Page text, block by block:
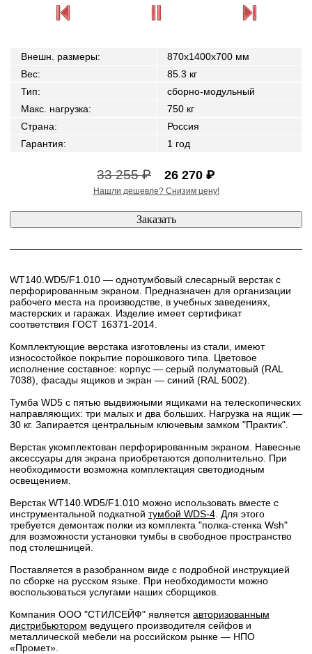
Внешн. размеры:
870x1400x700 мм
Вес:
85.3 кг
Тип:
сборно-модульный
Макс. нагрузка:
750 кг
Страна:
Россия
Гарантия: 1 год
33 255 ₽ 26 270 ₽
Нашли дешевле? Снизим цену!
WT140.WD5/F1.010 — однотумбовый слесарный верстак с
перфорированным экраном. Предназначен для организации
рабочего места на производстве, в учебных заведениях,
мастерских и гаражах. Изделие имеет сертификат
соответствия ГОСТ 16371-2014.
Комплектующие верстака изготовлены из стали, имеют
износостойкое покрытие порошкового типа. Цветовое
исполнение составное: корпус — серый полуматовый (RAL
7038), фасады ящиков и экран — синий (RAL 5002).
Тумба WD5 с пятью выдвижными ящиками на телескопических
направляющих: три малых и два больших. Нагрузка на ящик —
30 кг. Запирается центральным ключевым замком "Практик".
Верстак укомплектован перфорированным экраном. Навесные
аксессуары для экрана приобретаются дополнительно. При
необходимости возможна комплектация светодиодным
освещением.
Верстак WT140.WD5/F1.010 можно использовать вместе с
инструментальной подкатной тумбой WDS-4 . Для этого
требуется демонтаж полки из комплекта "полка-стенка Wsh"
для возможности установки тумбы в свободное пространство
под столешницей.
Поставляется в разобранном виде с подробной инструкцией
по сборке на русском языке. При необходимости можно
воспользоваться услугами наших сборщиков.
Компания ООО "СТИЛСЕЙФ" является авторизованным
дистрибьютором ведущего производителя сейфов и
металлической мебели на российском рынке — НПО
«Промет».